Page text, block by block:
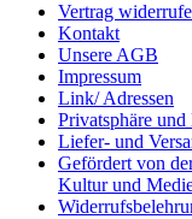
Vertrag
Kontakt
Unsere AGB
Impressum
Link/ Adressen
Privatsphäre und
Liefer- und
Gefördert von
Kultur und